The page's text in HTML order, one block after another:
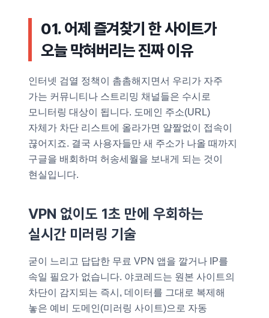
01. 어제 즐겨찾기 한 사이트가
오늘 막혀버리는 진짜 이유
인터넷 검열 정책이 촘촘해지면서 우리가 자주
가는 커뮤니티나 스트리밍 채널들은 수시로
모니터링 대상이 됩니다. 도메인 주소(URL)
자체가 차단 리스트에 올라가면 얄짤없이 접속이
끊어지죠. 결국 사용자들만 새 주소가 나올 때까지
구글을 배회하며 허송세월을 보내게 되는 것이
현실입니다.
VPN 없이도 1초 만에 우회하는
실시간 미러링 기술
굳이 느리고 답답한 무료 VPN 앱을 깔거나 IP를
속일 필요가 없습니다. 야코레드는 원본 사이트의
차단이 감지되는 즉시, 데이터를 그대로 복제해
놓은 예비 도메인(미러링 사이트)으로 자동